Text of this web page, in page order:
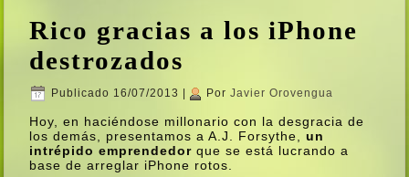
Rico gracias a los iPhone
destrozados
Publicado 16/07/2013 Por Javier Orovengua
Hoy, en haciéndose millonario con la desgracia de
los demás, presentamos a A.J. Forsythe,un
intrépido emprendedor que se está lucrando a
base de arreglar iPhone rotos.